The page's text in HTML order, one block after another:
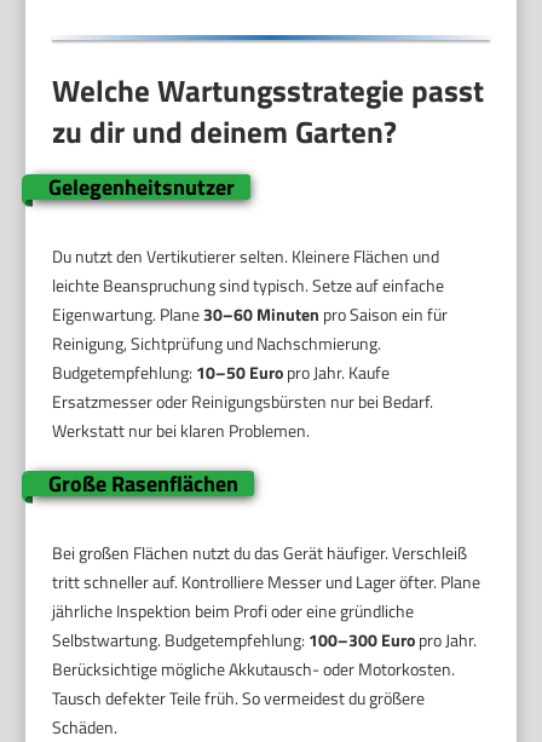
Welche Wartungsstrategie passt
zu dir und deinem Garten?
Gelegenheitsnutzer
Du nutzt den Vertikutierer selten. Kleinere Flächen und
leichte Beanspruchung sind typisch. Setze auf einfache
Eigenwartung. Plane30–60 Minuten pro Saison ein für
Reinigung, Sichtprüfung und Nachschmierung.
Budgetempfehlung: 10–50 Europro Jahr. Kaufe
Ersatzmesser oder Reinigungsbürsten nur bei Bedarf.
Werkstatt nur bei klaren Problemen.
Große Rasenflächen
Bei großen Flächen nutzt du das Gerät häufiger. Verschleiß
tritt schneller auf. Kontrolliere Messer und Lager öfter. Plane
jährliche Inspektion beim Profi oder eine gründliche
Selbstwartung. Budgetempfehlung: 100–300 Europro Jahr.
Berücksichtige mögliche Akkutausch- oder Motorkosten.
Tausch defekter Teile früh. So vermeidest du größere
Schäden.